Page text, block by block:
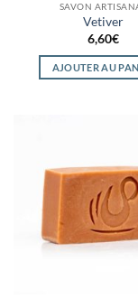
SAVON
Vetiver
6,60€
AJOUTER AU